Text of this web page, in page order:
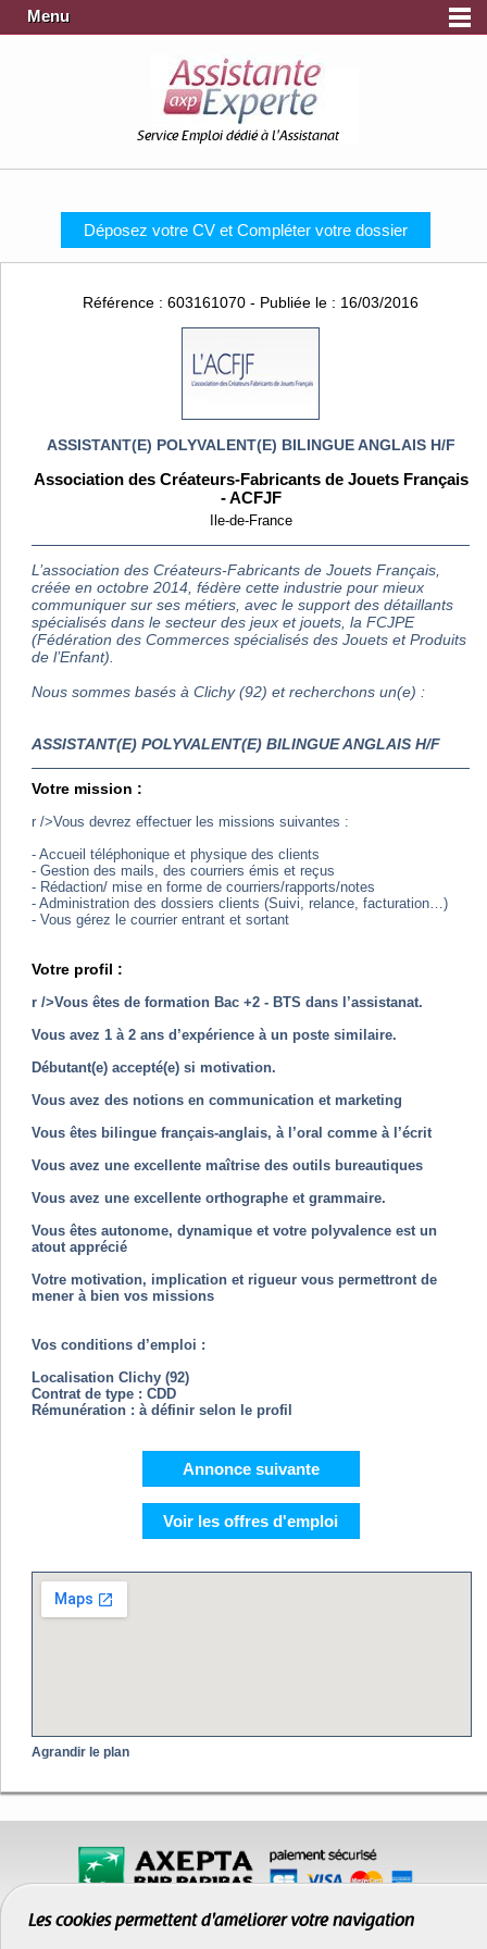
Menu
Service Emploi dédié à l'Assistanat
Déposez votre CV et Compléter votre dossier
Référence : 603161070 - Publiée le : 16/03/2016
ASSISTANT(E) POLYVALENT(E) BILINGUE ANGLAIS H/F
Association des Créateurs-Fabricants de Jouets Français
- ACFJF
Ile-de-France
L’association des Créateurs-Fabricants de Jouets Français,
créée en octobre 2014, fédère cette industrie pour mieux
communiquer sur ses métiers, avec le support des détaillants
spécialisés dans le secteur des jeux et jouets, la FCJPE
(Fédération des Commerces spécialisés des Jouets et Produits
de l’Enfant).
Nous sommes basés à Clichy (92) et recherchons un(e) :
ASSISTANT(E) POLYVALENT(E) BILINGUE ANGLAIS H/F
Votre mission :
r />Vous devrez effectuer les missions suivantes :
- Accueil téléphonique et physique des clients
- Gestion des mails, des courriers émis et reçus
- Rédaction/ mise en forme de courriers/rapports/notes
- Administration des dossiers clients (Suivi, relance, facturation…)
- Vous gérez le courrier entrant et sortant
Votre profil :
r />Vous êtes de formation Bac +2 - BTS dans l’assistanat.
Vous avez 1 à 2 ans d’expérience à un poste similaire.
Débutant(e) accepté(e) si motivation.
Vous avez des notions en communication et marketing
Vous êtes bilingue français-anglais, à l’oral comme à l’écrit
Vous avez une excellente maîtrise des outils bureautiques
Vous avez une excellente orthographe et grammaire.
Vous êtes autonome, dynamique et votre polyvalence est un
atout apprécié
Votre motivation, implication et rigueur vous permettront de
mener à bien vos missions
Vos conditions d’emploi :
Localisation Clichy (92)
Contrat de type : CDD
Rémunération : à définir selon le profil
Annonce suivante
Voir les offres d'emploi
Agrandir le plan
Les cookies permettent d'améliorer votre navigation